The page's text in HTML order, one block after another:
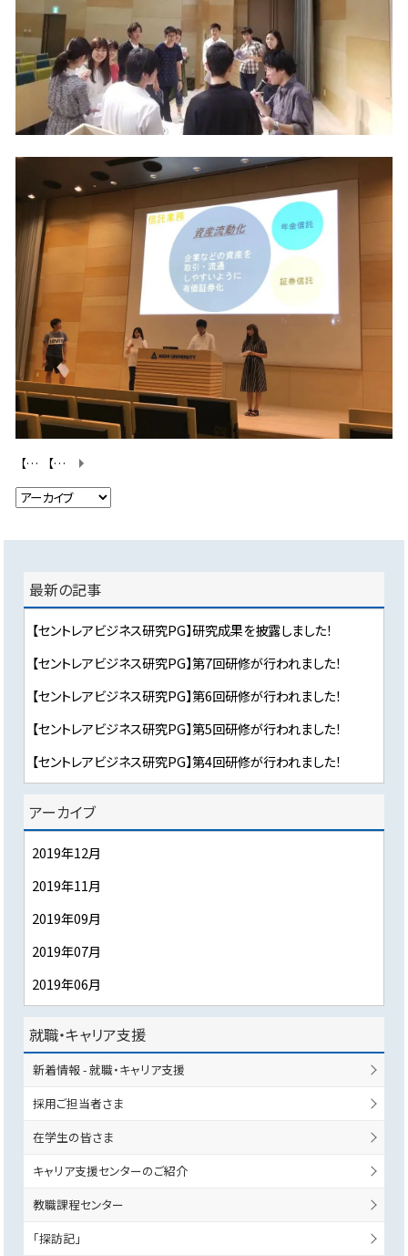
【セントレアビジネス研究PG】第6回研修が行われました！ 【セントレアビジネス研究PG】研究成果を披露しました！
最新の記事
【セントレアビジネス研究PG】研究成果を披露しました！
【セントレアビジネス研究PG】第7回研修が行われました！
【セントレアビジネス研究PG】第6回研修が行われました！
【セントレアビジネス研究PG】第5回研修が行われました！
【セントレアビジネス研究PG】第4回研修が行われました！
アーカイブ
2019年12月
2019年11月
2019年09月
2019年07月
2019年06月
就職・キャリア支援
新着情報 - 就職・キャリア支援
採用ご担当者さま
在学生の皆さま
キャリア支援センターのご紹介
教職課程センター
「探訪記」